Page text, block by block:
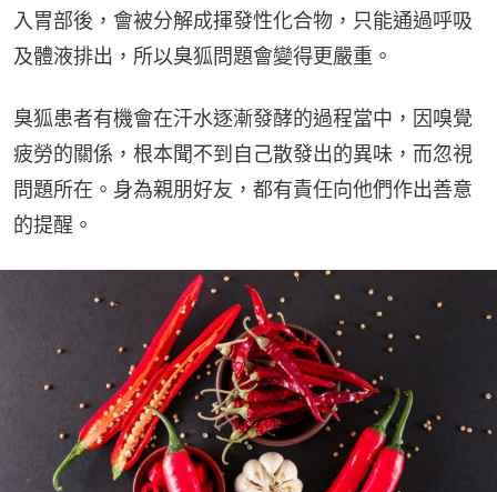
入胃部後，會被分解成揮發性化合物，只能通過呼吸
及體液排出，所以臭狐問題會變得更嚴重。
臭狐患者有機會在汗水逐漸發酵的過程當中，因嗅覺
疲勞的關係，根本聞不到自己散發出的異味，而忽視
問題所在。身為親朋好友，都有責任向他們作出善意
的提醒。